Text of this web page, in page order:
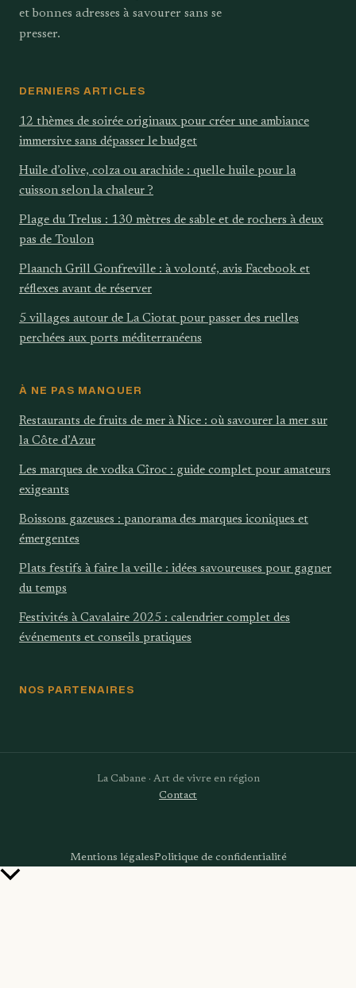
et bonnes adresses à savourer sans se
presser.
DERNIERS ARTICLES
12 thèmes de soirée originaux pour créer une ambiance
immersive sans dépasser le budget
Huile d’olive, colza ou arachide : quelle huile pour la
cuisson selon la chaleur ?
Plage du Trelus : 130 mètres de sable et de rochers à deux
pas de Toulon
Plaanch Grill Gonfreville : à volonté, avis Facebook et
réflexes avant de réserver
5 villages autour de La Ciotat pour passer des ruelles
perchées aux ports méditerranéens
À NE PAS MANQUER
Restaurants de fruits de mer à Nice : où savourer la mer sur
la Côte d’Azur
Les marques de vodka Cîroc : guide complet pour amateurs
exigeants
Boissons gazeuses : panorama des marques iconiques et
émergentes
Plats festifs à faire la veille : idées savoureuses pour gagner
du temps
Festivités à Cavalaire 2025 : calendrier complet des
événements et conseils pratiques
NOS PARTENAIRES
La Cabane · Art de vivre en région
Contact
Mentions légalesPolitique de confidentialité